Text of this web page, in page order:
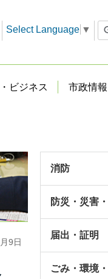
Select Language ▼
ビジネス 市政情報
9日
消防
防災・災害
届出・証明
ごみ・環境